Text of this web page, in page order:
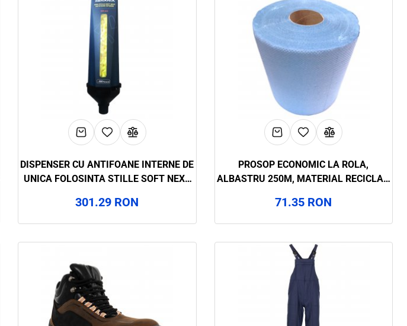
DISPENSER CU ANTIFOANE INTERNE DE
UNICA FOLOSINTA STILLE SOFT NEXT
301.29 RON
PROSOP ECONOMIC LA ROLA,
ALBASTRU 250M, MATERIAL RECICLAT,
71.35 RON